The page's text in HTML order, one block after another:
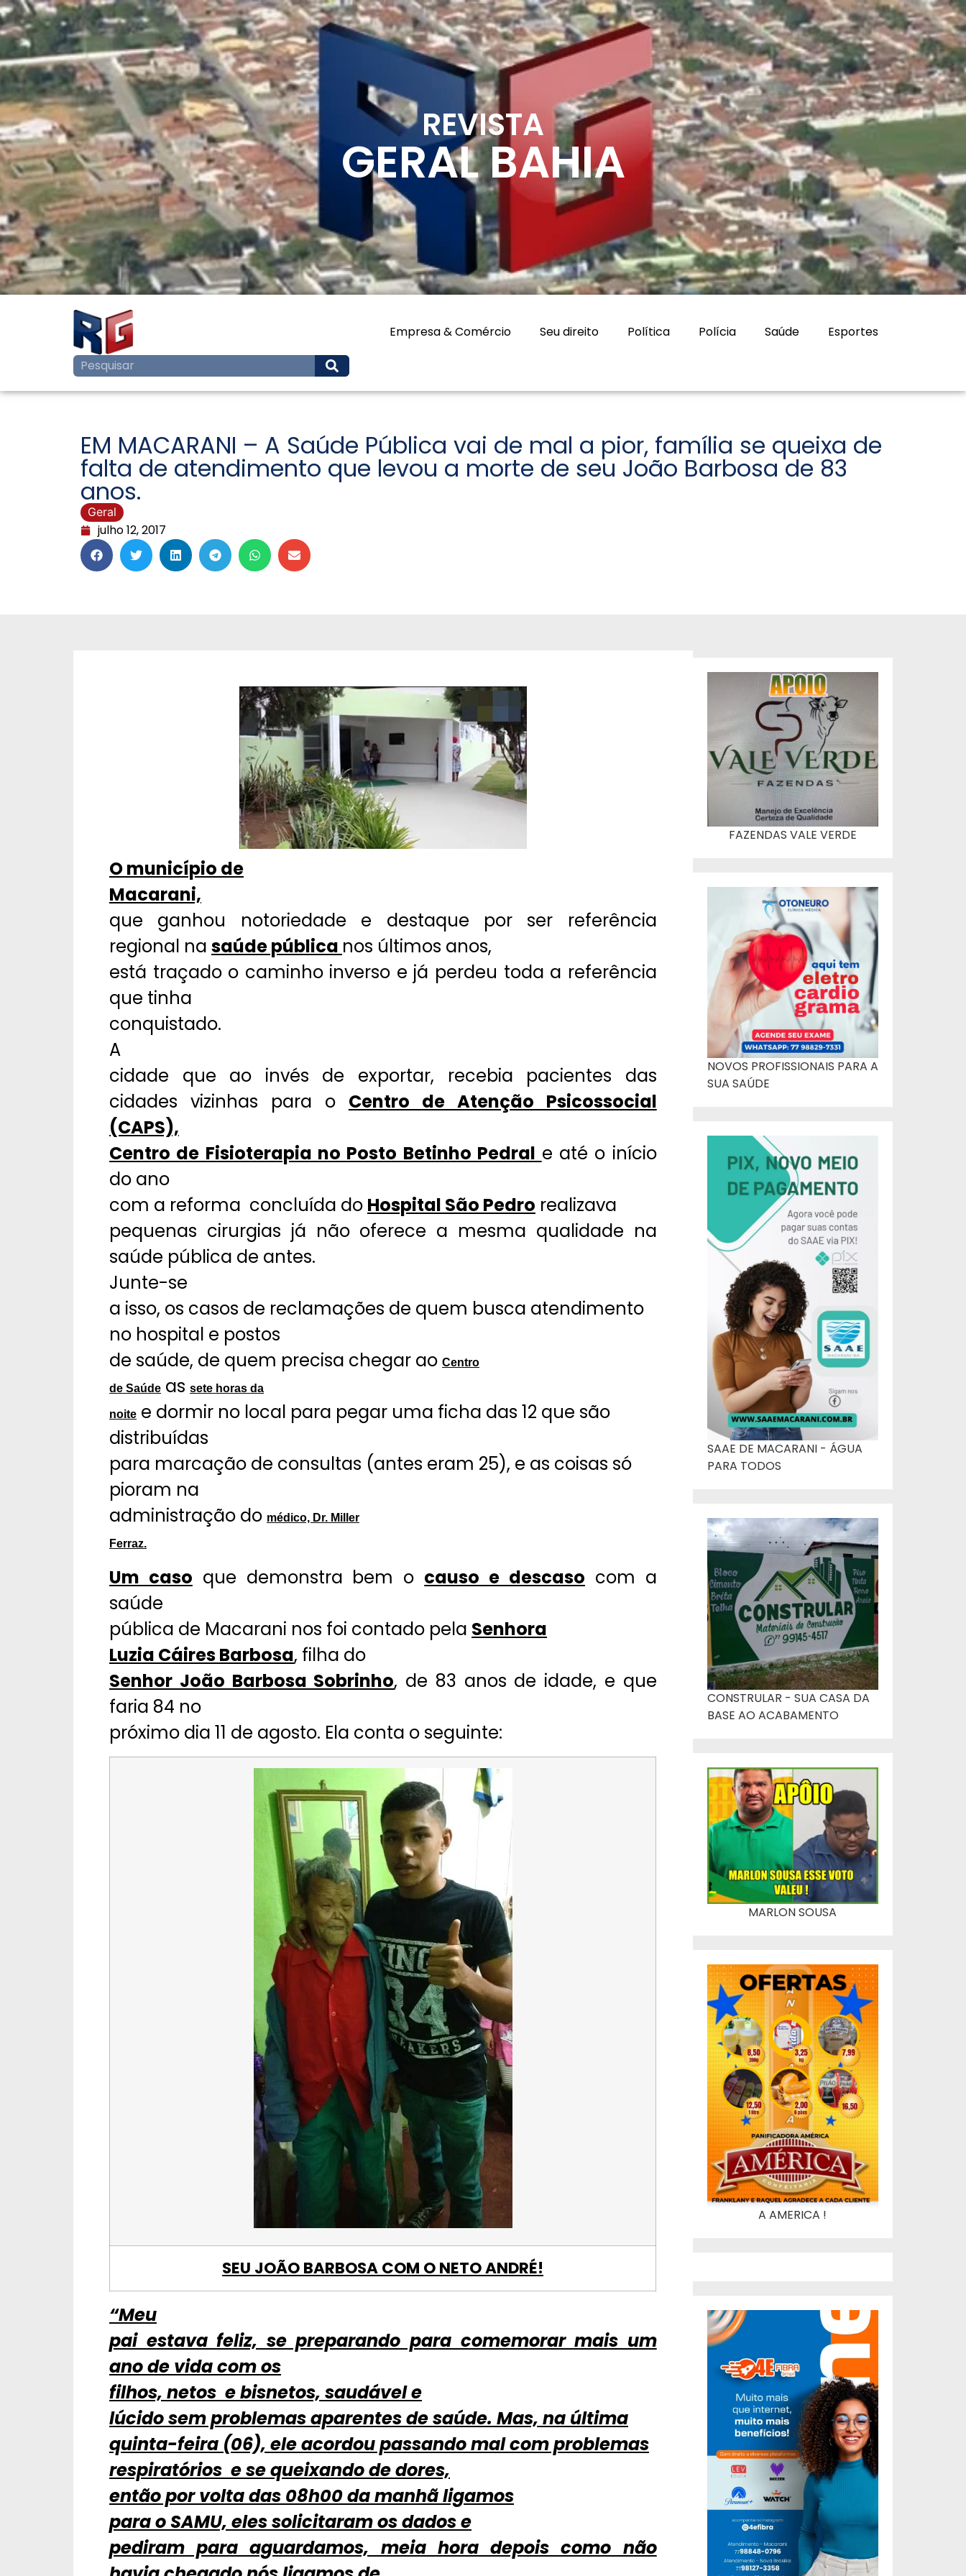
REVISTA
GERAL BAHIA
Empresa & Comércio Seu direito Política Polícia Saúde Esportes
EM MACARANI – A Saúde Pública vai de mal a pior, família se queixa de
falta de atendimento que levou a morte de seu João Barbosa de 83
anos.
Geral
julho 12, 2017
O município de
Macarani,
que ganhou notoriedade e destaque por ser referência
regional na saúde pública nos últimos anos,
está traçado o caminho inverso e já perdeu toda a referência
que tinha
conquistado.
A
cidade que ao invés de exportar, recebia pacientes das
cidades vizinhas para o Centro de Atenção Psicossocial
(CAPS),
Centro de Fisioterapia no Posto Betinho Pedral e até o início
do ano
com a reforma concluída do Hospital São Pedro realizava
pequenas cirurgias já não oferece a mesma qualidade na
saúde pública de antes.
Junte-se
a isso, os casos de reclamações de quem busca atendimento
no hospital e postos
de saúde, de quem precisa chegar ao Centro
de Saúde as sete horas da
noite e dormir no local para pegar uma ficha das 12 que são
distribuídas
para marcação de consultas (antes eram 25), e as coisas só
pioram na
administração do médico, Dr. Miller
Ferraz.
Um caso que demonstra bem o causo e descaso com a
saúde
pública de Macarani nos foi contado pela Senhora
Luzia Cáires Barbosa, filha do
Senhor João Barbosa Sobrinho, de 83 anos de idade, e que
faria 84 no
próximo dia 11 de agosto. Ela conta o seguinte:
SEU JOÃO BARBOSA COM O NETO ANDRÉ!
“Meu
pai estava feliz, se preparando para comemorar mais um
ano de vida com os
filhos, netos e bisnetos, saudável e
lúcido sem problemas aparentes de saúde. Mas, na última
quinta-feira (06), ele acordou passando mal com problemas
respiratórios e se queixando de dores,
então por volta das 08h00 da manhã ligamos
para o SAMU, eles solicitaram os dados e
pediram para aguardamos, meia hora depois como não
FAZENDAS VALE VERDE
NOVOS PROFISSIONAIS PARA A
SUA SAÚDE
SAAE DE MACARANI - ÁGUA
PARA TODOS
CONSTRULAR - SUA CASA DA
BASE AO ACABAMENTO
MARLON SOUSA
A AMERICA !